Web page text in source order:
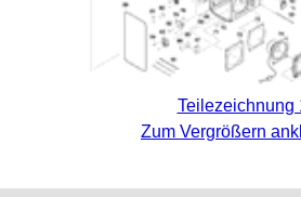
Teilezeichnung
Zum Vergrößern